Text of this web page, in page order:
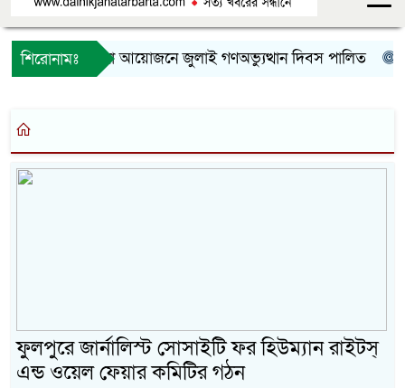
শিরোনামঃ
ফুলপুরে নানা আয়োজনে জুলাই গণঅভ্যুত্থান দিবস পালিত
ফুলপুরে জার্নালিস্ট সোসাইটি ফর হিউম্যান রাইটস্
এন্ড ওয়েল ফেয়ার কমিটির গঠন